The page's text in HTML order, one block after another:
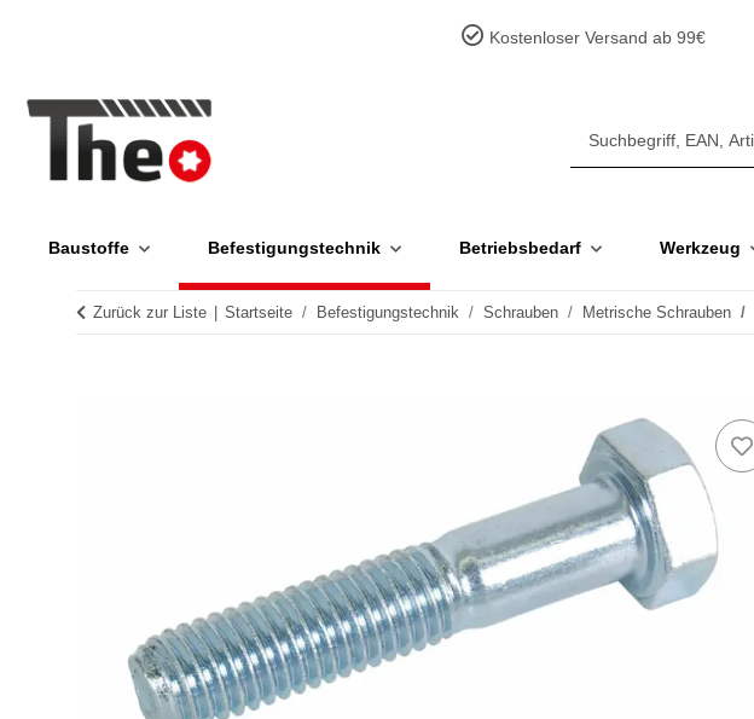
Kostenloser Versand ab 99€
Baustoffe Befestigungstechnik Betriebsbedarf Werkzeug
Zurück zur Liste Startseite Befestigungstechnik Schrauben Metrische Schrauben